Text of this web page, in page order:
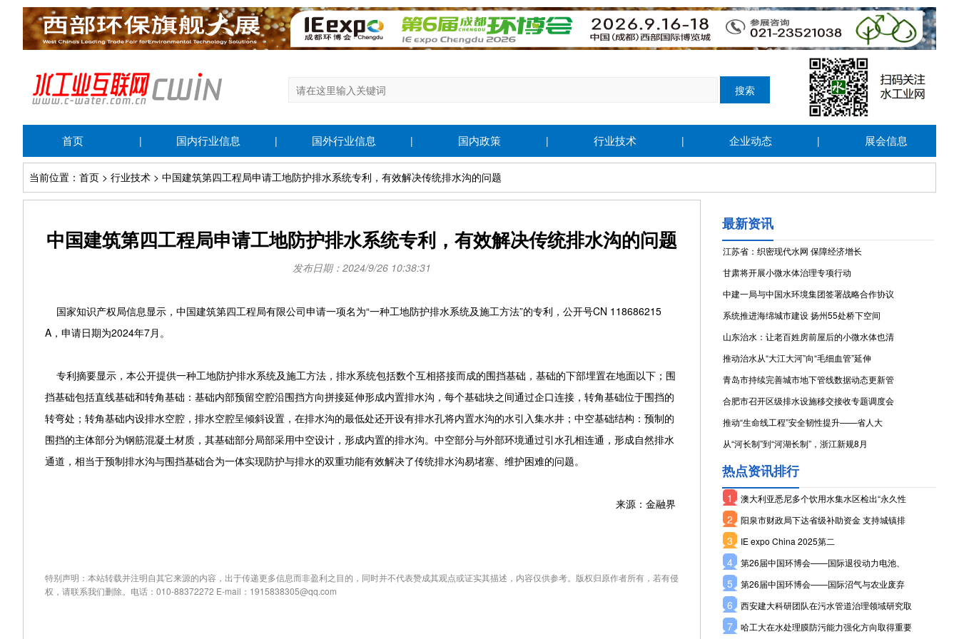
首页 | 国内行业信息 | 国外行业信息 | 国内政策 | 行业技术 | 企业动态 | 展会信息
当前位置：首页 > 行业技术 > 中国建筑第四工程局申请工地防护排水系统专利，有效解决传统排水沟的问题
中国建筑第四工程局申请工地防护排水系统专利，有效解决传统排水沟的问题
发布日期：2024/9/26 10:38:31
国家知识产权局信息显示，中国建筑第四工程局有限公司申请一项名为“一种工地防护排水系统及施工方法”的专利，公开号CN 118686215
A，申请日期为2024年7月。
专利摘要显示，本公开提供一种工地防护排水系统及施工方法，排水系统包括数个互相搭接而成的围挡基础，基础的下部埋置在地面以下；围
挡基础包括直线基础和转角基础：基础内部预留空腔沿围挡方向拼接延伸形成内置排水沟，每个基础块之间通过企口连接，转角基础位于围挡的
转弯处；转角基础内设排水空腔，排水空腔呈倾斜设置，在排水沟的最低处还开设有排水孔将内置水沟的水引入集水井；中空基础结构：预制的
围挡的主体部分为钢筋混凝土材质，其基础部分局部采用中空设计，形成内置的排水沟。中空部分与外部环境通过引水孔相连通，形成自然排水
通道，相当于预制排水沟与围挡基础合为一体实现防护与排水的双重功能有效解决了传统排水沟易堵塞、维护困难的问题。
来源：金融界
特别声明：本站转载并注明自其它来源的内容，出于传递更多信息而非盈利之目的，同时并不代表赞成其观点或证实其描述，内容仅供参考。版权归原作者所有，若有侵
权，请联系我们删除。电话：010-88372272 E-mail：1915838305@qq.com
最新资讯
江苏省：织密现代水网 保障经济增长
甘肃将开展小微水体治理专项行动
中建一局与中国水环境集团签署战略合作协议
系统推进海绵城市建设 扬州55处桥下空间
山东治水：让老百姓房前屋后的小微水体也清
推动治水从“大江大河”向“毛细血管”延伸
青岛市持续完善城市地下管线数据动态更新管
合肥市召开区级排水设施移交接收专题调度会
推动“生命线工程”安全韧性提升——省人大
从“河长制”到“河湖长制”，浙江新规8月
热点资讯排行
1 澳大利亚悉尼多个饮用水集水区检出“永久性
2 阳泉市财政局下达省级补助资金 支持城镇排
3 IE expo China 2025第二
4 第26届中国环博会——国际退役动力电池、
5 第26届中国环博会——国际沼气与农业废弃
6 西安建大科研团队在污水管道治理领域研究取
7 哈工大在水处理膜防污能力强化方向取得重要